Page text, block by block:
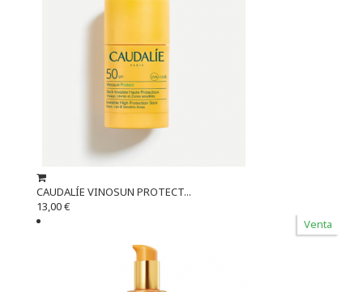
CAUDALÍE VINOSUN PROTECT...
13,00 €
Venta